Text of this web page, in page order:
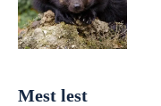
Mest lest